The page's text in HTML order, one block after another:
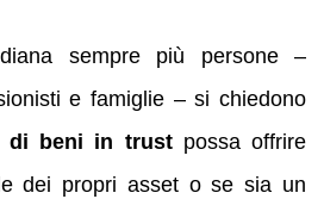
sempre più persone –
e famiglie – si chiedono
di beni in trustpossa offrire
dei propri asset o se sia un